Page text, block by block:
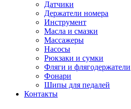
Датчики
Держатели номера
Инструмент
Масла и смазки
Массажеры
Насосы
Рюкзаки и сумки
Фляги и флягодержатели
Фонари
Шипы для педалей
Контакты